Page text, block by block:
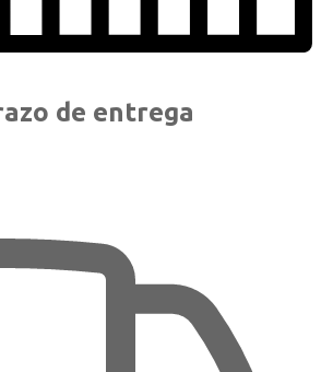
de entrega